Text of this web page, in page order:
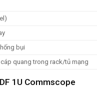
bụi
quang trong rack/tủ mạng
1U Commscope